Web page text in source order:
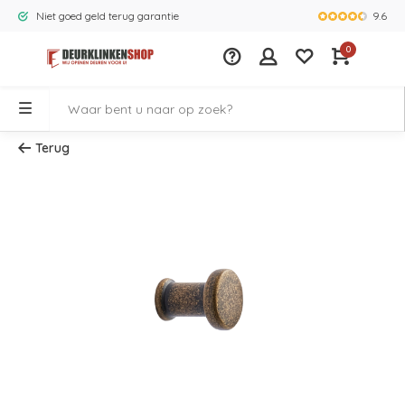
Niet goed geld terug garantie Grootste
9.6
0
Terug